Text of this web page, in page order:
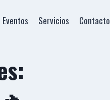
Eventos Servicios Contacto